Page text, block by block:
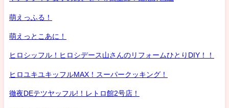
萌えっふる！
萌えっとこあに！
ヒロシッフル！ヒロシデース山さんのリフォームひとりDIY！！
ヒロユキユキッフルMAX！スーパークッキング！
徹夜DEテツヤッフル!！レトロ館2号店！